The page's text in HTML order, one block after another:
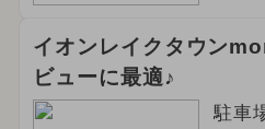
イオンレイクタウン
ビューに最適♪
駐車